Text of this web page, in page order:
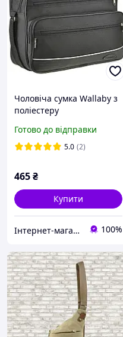
Чоловіча сумка Wallaby з
поліестеру
Готово до відправки
5.0 (2)
465₴
Купити
Інтернет-магазин "Asti" 100%